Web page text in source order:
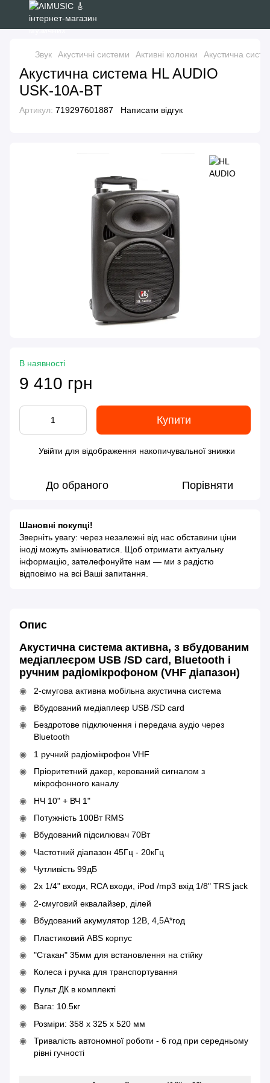
Звук Акустичні системи Активні колонки Акустична
Акустична система HL AUDIO
USK-10A-BT
Артикул: 719297601887 Написати відгук
В наявності
9 410 грн
Купити
Увійти для відображення накопичувальної знижки
До обраного Порівняти
Шановні покупці!
Зверніть увагу: через незалежні від нас обставини ціни
іноді можуть змінюватися. Щоб отримати актуальну
інформацію, зателефонуйте нам — ми з радістю
відповімо на всі Ваші запитання.
Опис
Акустична система активна, з вбудованим
медіаплеєром USB /SD card, Bluetooth і
ручним радіомікрофоном (VHF діапазон)
2-смугова активна мобільна акустична система
Вбудований медіаплеєр USB /SD card
Бездротове підключення і передача аудіо через
Bluetooth
1 ручний радіомікрофон VHF
Пріоритетний дакер, керований сигналом з
мікрофонного каналу
НЧ 10" + ВЧ 1"
Потужність 100Вт RMS
Вбудований підсилювач 70Вт
Частотний діапазон 45Гц - 20кГц
Чутливість 99дБ
2х 1/4" входи, RCA входи, iPod /mp3 вхід 1/8" TRS jack
2-смуговий еквалайзер, ділей
Вбудований акумулятор 12В, 4,5А*год
Пластиковий ABS корпус
"Стакан" 35мм для встановлення на стійку
Колеса і ручка для транспортування
Пульт ДК в комплекті
Вага: 10.5кг
Розміри: 358 x 325 x 520 мм
Тривалість автономної роботи - 6 год при середньому
рівні гучності